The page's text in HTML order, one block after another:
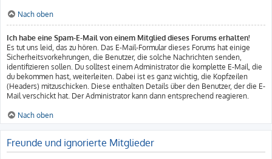
Nach oben
Ich habe eine Spam-E-Mail von einem Mitglied dieses Forums erhalten!
Es tut uns leid, das zu hören. Das E-Mail-Formular dieses Forums hat einige
Sicherheitsvorkehrungen, die Benutzer, die solche Nachrichten senden,
identifizieren sollen. Du solltest einem Administrator die komplette E-Mail, die
du bekommen hast, weiterleiten. Dabei ist es ganz wichtig, die Kopfzeilen
(Headers) mitzuschicken. Diese enthalten Details über den Benutzer, der die E-
Mail verschickt hat. Der Administrator kann dann entsprechend reagieren.
Nach oben
Freunde und ignorierte Mitglieder